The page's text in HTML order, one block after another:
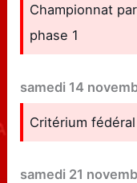
Championnat
phase 1
samedi 14
Critérium
samedi 21